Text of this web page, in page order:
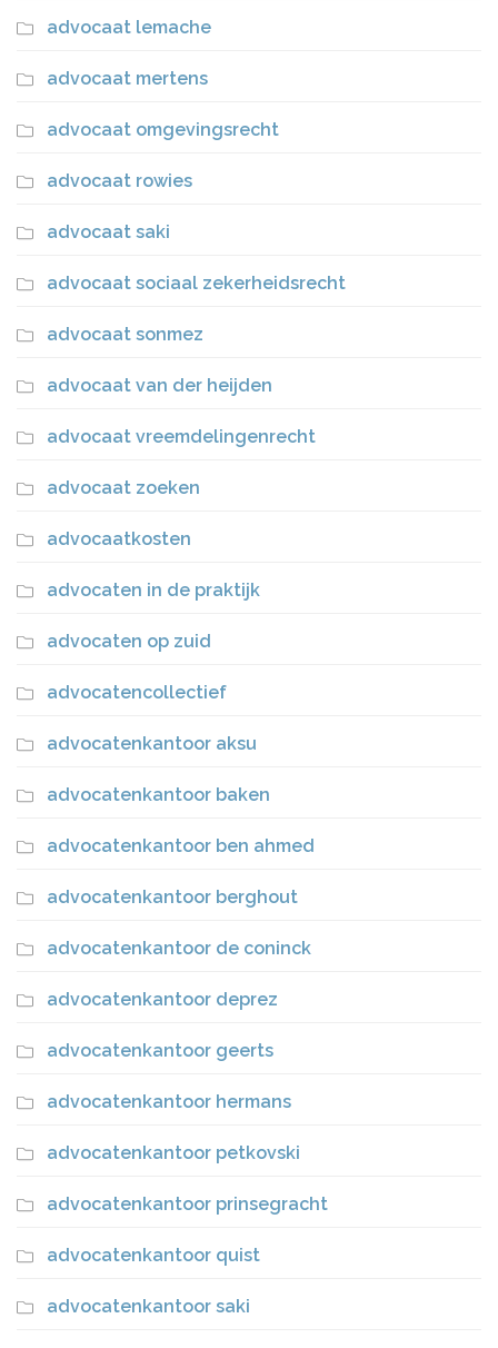
advocaat lemache
advocaat mertens
advocaat omgevingsrecht
advocaat rowies
advocaat saki
advocaat sociaal zekerheidsrecht
advocaat sonmez
advocaat van der heijden
advocaat vreemdelingenrecht
advocaat zoeken
advocaatkosten
advocaten in de praktijk
advocaten op zuid
advocatencollectief
advocatenkantoor aksu
advocatenkantoor baken
advocatenkantoor ben ahmed
advocatenkantoor berghout
advocatenkantoor de coninck
advocatenkantoor deprez
advocatenkantoor geerts
advocatenkantoor hermans
advocatenkantoor petkovski
advocatenkantoor prinsegracht
advocatenkantoor quist
advocatenkantoor saki